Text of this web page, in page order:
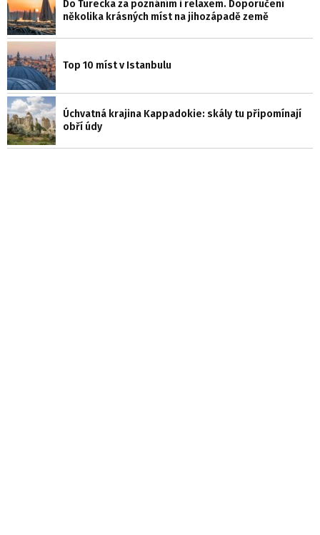
Do Turecka za poznáním i relaxem. Doporučení
několika krásných míst na jihozápadě země
Top 10 míst v Istanbulu
Úchvatná krajina Kappadokie: skály tu připomínají
obří údy